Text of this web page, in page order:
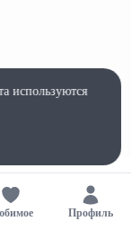
Профиль
используются